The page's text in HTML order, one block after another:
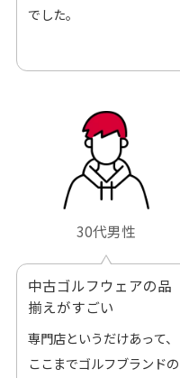
でした。
30代男性
中古ゴルフウェアの品
揃えがすごい
専門店というだけあって、
ここまでゴルフブランドの